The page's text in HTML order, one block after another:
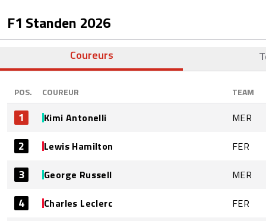
F1 Standen 2026
Coureurs
POS. COUREUR TEAM
1 Kimi Antonelli MER
2 Lewis Hamilton FER
3 George Russell MER
4 Charles Leclerc FER